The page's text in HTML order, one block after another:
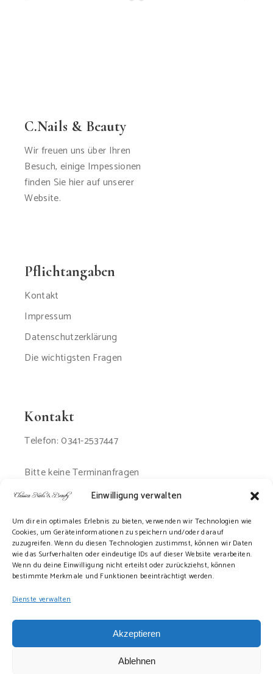
Einwilligung verwalten
Um dir ein optimales Erlebnis zu bieten, verwenden wir Technologien wie
Cookies, um Geräteinformationen zu speichern und/oder darauf
zuzugreifen. Wenn du diesen Technologien zustimmst, können wir Daten
wie das Surfverhalten oder eindeutige IDs auf dieser Website verarbeiten.
Wenn du deine Einwilligung nicht erteilst oder zurückziehst, können
bestimmte Merkmale und Funktionen beeinträchtigt werden.
Dienste verwalten
Akzeptieren
Ablehnen
C.Nails & Beauty
Wir freuen uns über Ihren
Besuch, einige Impessionen
finden Sie hier auf unserer
Website.
Pflichtangaben
Kontakt
Impressum
Datenschutzerklärung
Die wichtigsten Fragen
Kontakt
Telefon: 0341-2537447
Bitte keine Terminanfragen
per Email oder SMS